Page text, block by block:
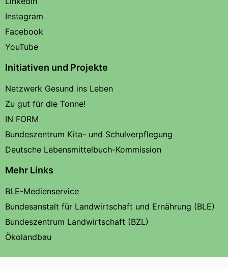
Instagram
Facebook
YouTube
Initiativen und Projekte
Netzwerk Gesund ins Leben
Zu gut für die Tonne!
IN FORM
Bundeszentrum Kita- und Schulverpflegung
Deutsche Lebensmittelbuch-Kommission
Mehr Links
BLE-Medienservice
Bundesanstalt für Landwirtschaft und Ernährung (BLE)
Bundeszentrum Landwirtschaft (BZL)
Ökolandbau